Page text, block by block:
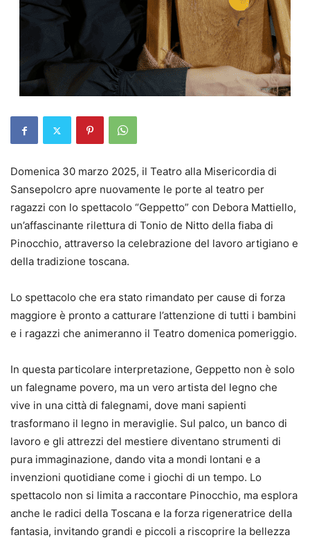
Domenica 30 marzo 2025, il Teatro alla Misericordia di
Sansepolcro apre nuovamente le porte al teatro per
ragazzi con lo spettacolo “Geppetto” con Debora Mattiello,
un’affascinante rilettura di Tonio de Nitto della fiaba di
Pinocchio, attraverso la celebrazione del lavoro artigiano e
della tradizione toscana.
Lo spettacolo che era stato rimandato per cause di forza
maggiore è pronto a catturare l’attenzione di tutti i bambini
e i ragazzi che animeranno il Teatro domenica pomeriggio.
In questa particolare interpretazione, Geppetto non è solo
un falegname povero, ma un vero artista del legno che
vive in una città di falegnami, dove mani sapienti
trasformano il legno in meraviglie. Sul palco, un banco di
lavoro e gli attrezzi del mestiere diventano strumenti di
pura immaginazione, dando vita a mondi lontani e a
invenzioni quotidiane come i giochi di un tempo. Lo
spettacolo non si limita a raccontare Pinocchio, ma esplora
anche le radici della Toscana e la forza rigeneratrice della
fantasia, invitando grandi e piccoli a riscoprire la bellezza